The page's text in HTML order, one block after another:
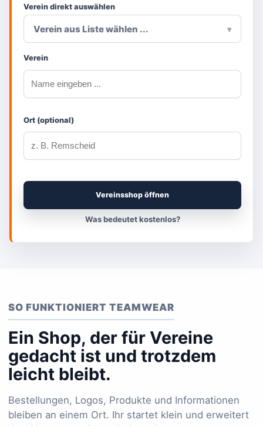
Verein direkt auswählen
Verein aus Liste wählen ... ▾
Verein
Ort (optional)
Vereinsshop öffnen
Was bedeutet kostenlos?
SO FUNKTIONIERT TEAMWEAR
Ein Shop, der für Vereine
gedacht ist und trotzdem
leicht bleibt.
Bestellungen, Logos, Produkte und Informationen
bleiben an einem Ort. Ihr startet klein und erweitert